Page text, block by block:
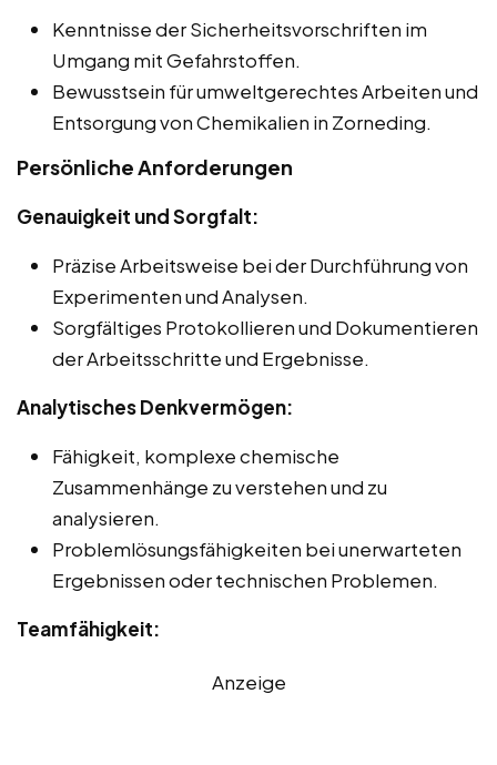
Kenntnisse der Sicherheitsvorschriften im
Umgang mit Gefahrstoffen.
Bewusstsein für umweltgerechtes Arbeiten und
Entsorgung von Chemikalien in Zorneding.
Persönliche Anforderungen
Genauigkeit und Sorgfalt:
Präzise Arbeitsweise bei der Durchführung von
Experimenten und Analysen.
Sorgfältiges Protokollieren und Dokumentieren
der Arbeitsschritte und Ergebnisse.
Analytisches Denkvermögen:
Fähigkeit, komplexe chemische
Zusammenhänge zu verstehen und zu
analysieren.
Problemlösungsfähigkeiten bei unerwarteten
Ergebnissen oder technischen Problemen.
Teamfähigkeit:
Anzeige